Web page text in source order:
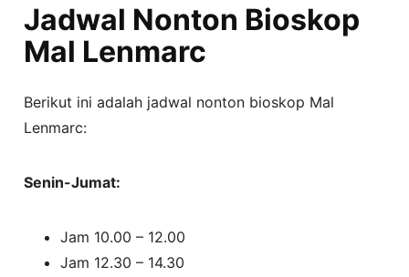
Jadwal Nonton Bioskop
Mal Lenmarc
Berikut ini adalah jadwal nonton bioskop Mal
Lenmarc:
Senin-Jumat:
Jam 10.00 – 12.00
Jam 12.30 – 14.30